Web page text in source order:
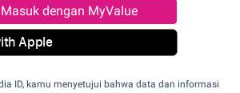
Masuk dengan MyValue
Apple
ID, kamu menyetujui bahwa data dan informasi